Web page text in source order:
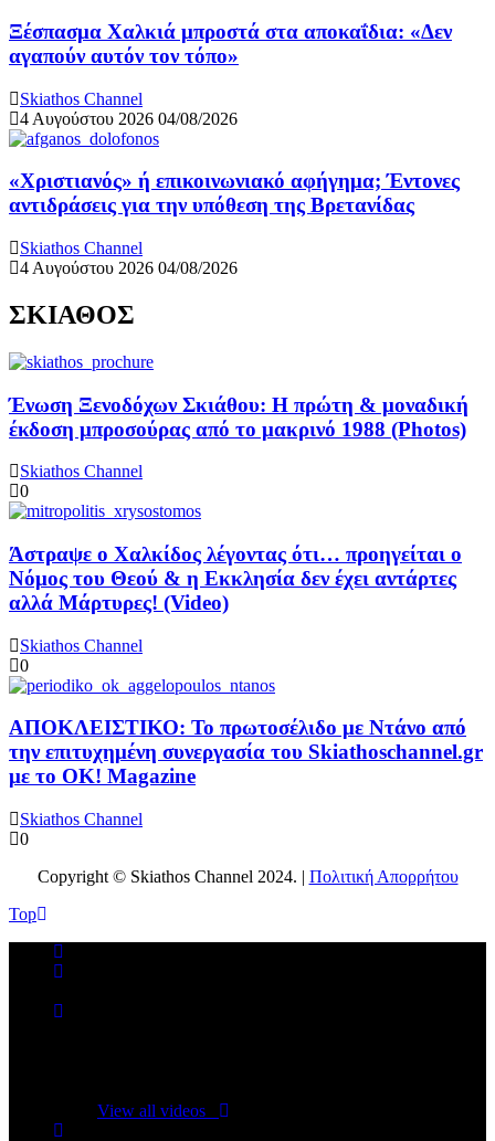
Ξέσπασμα Χαλκιά μπροστά στα αποκαΐδια: «Δεν
αγαπούν αυτόν τον τόπο»
Skiathos Channel
4 Αυγούστου 2026 04/08/2026
«Χριστιανός» ή επικοινωνιακό αφήγημα; Έντονες
αντιδράσεις για την υπόθεση της Βρετανίδας
Skiathos Channel
4 Αυγούστου 2026 04/08/2026
ΣΚΙΑΘΟΣ
Ένωση Ξενοδόχων Σκιάθου: Η πρώτη & μοναδική
έκδοση μπροσούρας από το μακρινό 1988 (Photos)
Skiathos Channel
0
Άστραψε ο Χαλκίδος λέγοντας ότι… προηγείται ο
Νόμος του Θεού & η Εκκλησία δεν έχει αντάρτες
αλλά Μάρτυρες! (Video)
Skiathos Channel
0
ΑΠΟΚΛΕΙΣΤΙΚΟ: Το πρωτοσέλιδο με Ντάνο από
την επιτυχημένη συνεργασία του Skiathoschannel.gr
με το OK! Magazine
Skiathos Channel
0
Copyright © Skiathos Channel 2024. | Πολιτική Απορρήτου
Top
View all videos